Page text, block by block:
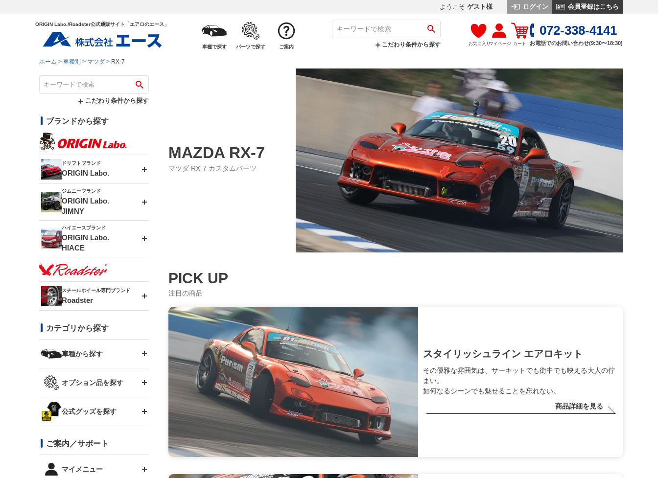
ようこそ ゲスト様 ログイン 会員登録はこちら
ORIGIN Labo./Roadster公式通販サイト「エアロのエース」
車種で探す パーツで探す ご案内 こだわり条件から探す お気に入りマイページ カート
072-338-4141
お電話でのお問い合わせ(9:30〜18:30)
ホーム 車種別 マツダ RX-7
こだわり条件から探す
ブランドから探す
ドリフトブランド
ORIGIN Labo.
エアロシリーズ
ドリフトライン
風神(180SX)
雷神(S15)
龍神(チェイサー)
レーシングライン
アタックライン
ストリームライン
スタイリッシュライン
フロントフェンダー
リアフェンダー
ブラッシュフェンダー
コンバットアイ
GTウイング
リアウイング
ルーフウイング
ボンネット
カナード
ジムニーブランド
ORIGIN Labo.
JIMNY
アルミホイール
MUD-ZEUS
アルミホイール
MUD-SR7
MUD-S7
ボンネット
フェンダー
サイドパーツ
リアウイング
ハイエースブランド
ORIGIN Labo.
HIACE
エアロシリーズ
LUX MODEL SP
LUX MODEL
RUGGER MODEL
GROUND MODEL
PHANTOM LIP
DTM:exclusive
オーバーフェンダー
リアウイング
スムージングバンパー
ワイパーガード
内装パーツ
スチールホイール専門ブランド
Roadster
DAYTONA-RS
DAYTONA-RS NEO
まつど家 鉄漢
まつど家 鉄心
まつど家 鉄八
カテゴリから探す
車種から探す
トヨタ
シルビア S13
シルビア S14 前期
スズキ
RX-7
スバル
BRZ
レクサス
オプション品を探す
GTウイング用ラダー
コンバットアイ用ライト
オプションタイヤ
公式グッズを探す
ステッカー
トップス(半袖)
ご案内／サポート
マイメニュー
MAZDA RX-7
マツダ RX-7 カスタムパーツ
PICK UP
注目の商品
スタイリッシュライン エアロキット
その優雅な雰囲気は、サーキットでも街中でも映える大人の佇
まい。
如何なるシーンでも魅せることを忘れない。
商品詳細を見る